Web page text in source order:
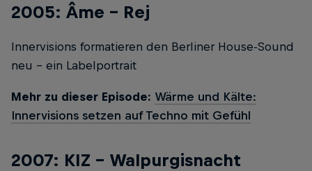
2005: Âme - Rej
Innervisions formatieren den Berliner House-Sound
neu - ein Labelportrait
Mehr zu dieser Episode: Wärme und Kälte:
Innervisions setzen auf Techno mit Gefühl
2007: KIZ – Walpurgisnacht